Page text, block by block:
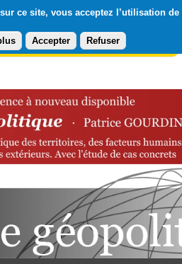
ce site, vous acceptez l’utilisation de
Accepter Refuser
gratuit à la Lettre du Diploweb